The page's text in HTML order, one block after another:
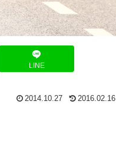
LINE
2014.10.27 2016.02.16